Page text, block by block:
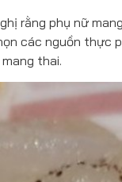
rằng phụ nữ
các nguồn thực
thai.